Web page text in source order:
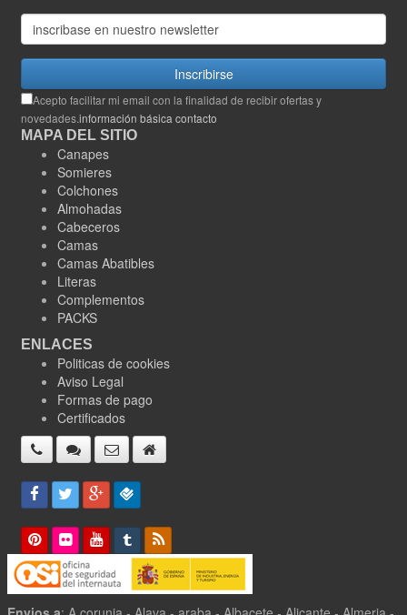
Inscribirse
Acepto facilitar mi email con la finalidad de recibir ofertas y
novedades.información básica contacto
MAPA DEL SITIO
Canapes
Somieres
Colchones
Almohadas
Cabeceros
Camas
Camas Abatibles
Literas
Complementos
PACKS
ENLACES
Politicas de cookies
Aviso Legal
Formas de pago
Certificados